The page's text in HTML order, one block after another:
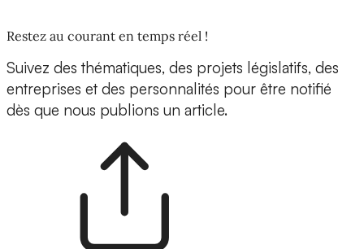
Restez au courant en temps réel !
Suivez des thématiques, des projets législatifs, des
entreprises et des personnalités pour être notifié
dès que nous publions un article.